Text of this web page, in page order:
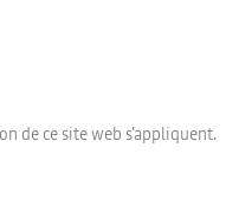
de ce site web s'appliquent.